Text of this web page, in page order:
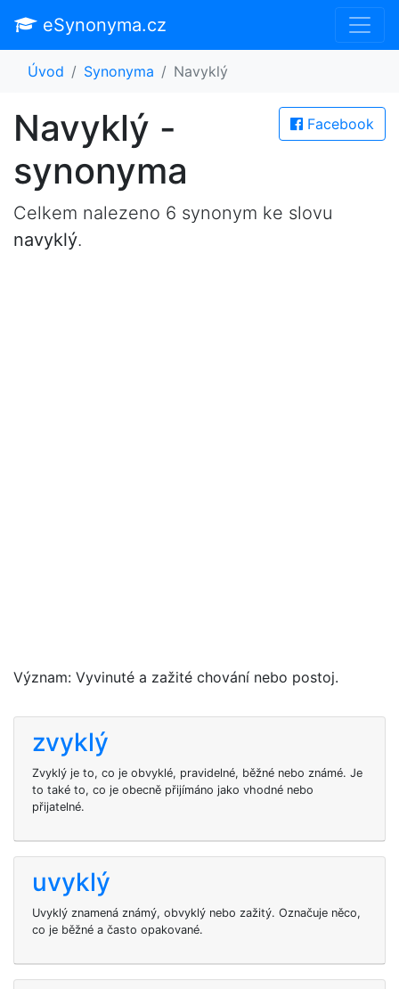
eSynonyma.cz
Úvod Synonyma Navyklý
Facebook
Navyklý -
synonyma
Celkem nalezeno 6 synonym ke slovu
navyklý.
Význam: Vyvinuté a zažité chování nebo postoj.
zvyklý
Zvyklý je to, co je obvyklé, pravidelné, běžné nebo známé. Je
to také to, co je obecně přijímáno jako vhodné nebo
přijatelné.
uvyklý
Uvyklý znamená známý, obvyklý nebo zažitý. Označuje něco,
co je běžné a často opakované.